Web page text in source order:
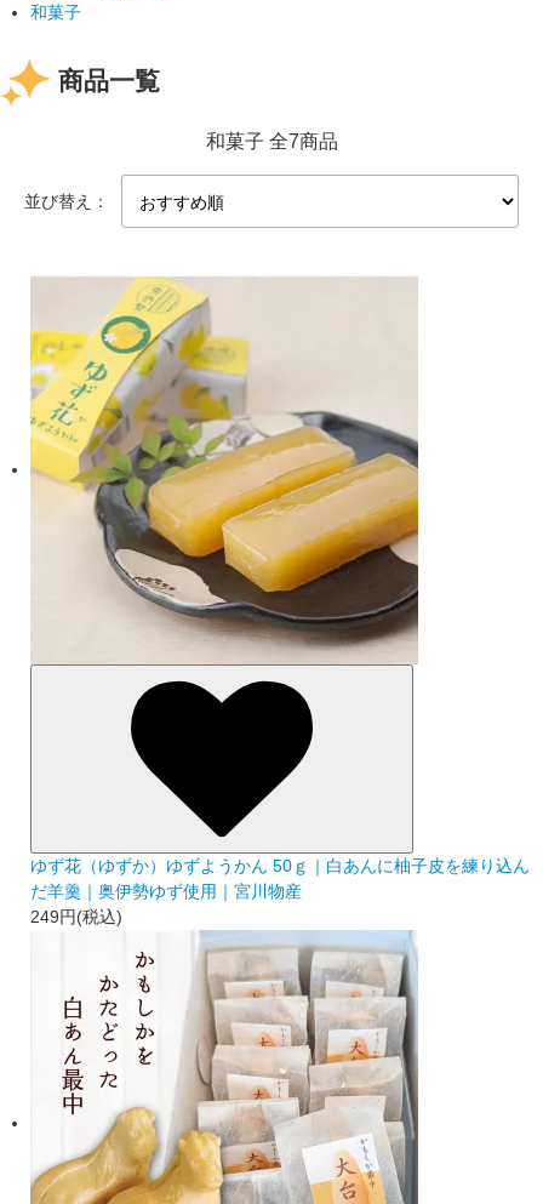
和菓子
商品一覧
和菓子 全7商品
並び替え：
ゆず花（ゆずか）ゆずようかん 50ｇ｜白あんに柚子皮を練り込ん
だ羊羹｜奥伊勢ゆず使用｜宮川物産
249円(税込)